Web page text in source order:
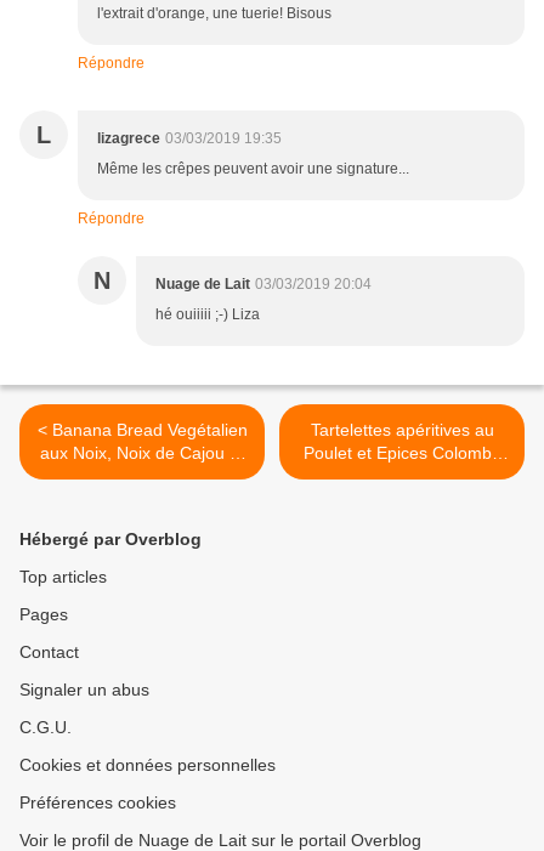
l'extrait d'orange, une tuerie! Bisous
Répondre
L lizagrece 03/03/2019 19:35
Même les crêpes peuvent avoir une signature...
Répondre
N Nuage de Lait 03/03/2019 20:04
hé ouiiiii ;-) Liza
< Banana Bread Vegétalien
aux Noix, Noix de Cajou et
pépites de chocolat
Tartelettes apéritives au
Poulet et Epices Colombo
(ou que faire avec les
Hébergé par Overblog
Top articles
Pages
Contact
Signaler un abus
C.G.U.
Cookies et données personnelles
Préférences cookies
Voir le profil de Nuage de Lait sur le portail Overblog